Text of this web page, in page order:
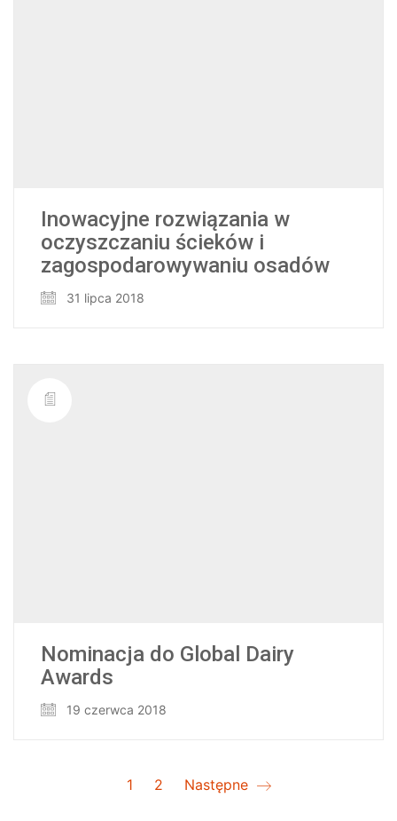
Inowacyjne rozwiązania w
oczyszczaniu ścieków i
zagospodarowywaniu osadów
31 lipca 2018
Nominacja do Global Dairy
Awards
19 czerwca 2018
1 2 Następne
© Copyright 2026. All Rights Reserved.